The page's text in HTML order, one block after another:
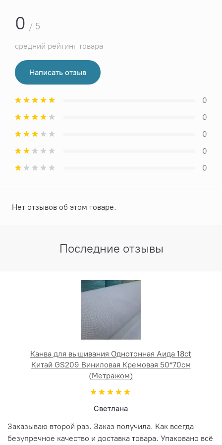
0 / 5
средний рейтинг товара
Написать отзыв
0
0
0
0
0
Нет отзывов об этом товаре.
Последние отзывы
Канва для вышивания Однотонная Аида 18ct
Китай GS209 Виниловая Кремовая 50*70см
(Метражом)
Светлана
Заказываю второй раз. Заказ получила. Как всегда
безупречное качество и доставка товара. Упаковано всё